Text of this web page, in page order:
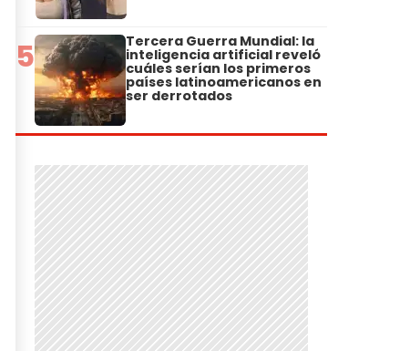
5 Tercera Guerra Mundial: la
inteligencia artificial reveló
cuáles serían los primeros
países latinoamericanos en
ser derrotados